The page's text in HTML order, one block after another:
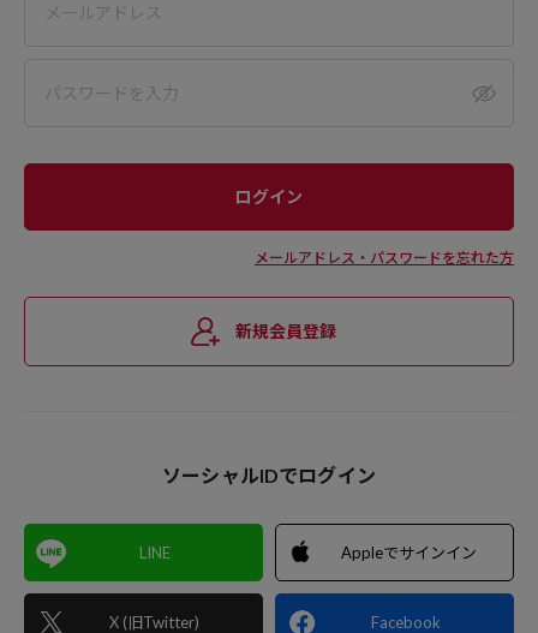
メールアドレス・パスワードを忘れた方
新規会員登録
ソーシャルIDでログイン
LINE
X (旧Twitter)
Appleでサインイン
Facebook